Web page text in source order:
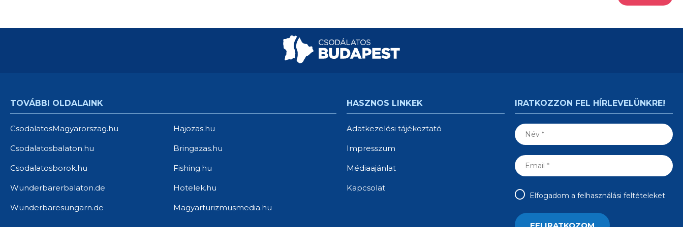
TOVÁBBI OLDALAINK
CsodalatosMagyarorszag.hu
Csodalatosbalaton.hu
Csodalatosborok.hu
Wunderbarerbalaton.de
Wunderbaresungarn.de
Hajozas.hu
Bringazas.hu
Fishing.hu
Hotelek.hu
Magyarturizmusmedia.hu
HASZNOS LINKEK
Adatkezelési tájékoztató
Impresszum
Médiaajánlat
Kapcsolat
IRATKOZZON FEL HÍRLEVELÜNKRE!
Elfogadom a felhasználási feltételeket